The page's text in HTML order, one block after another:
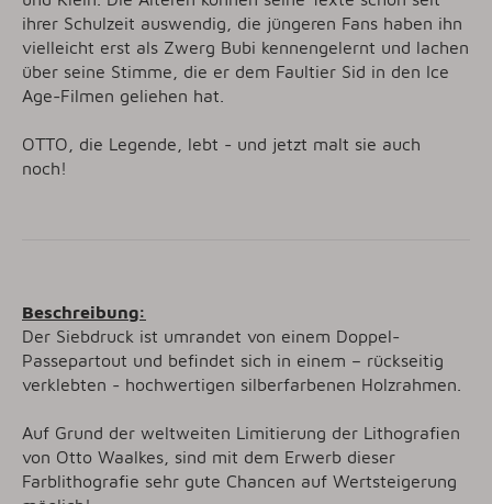
ihrer Schulzeit auswendig, die jüngeren Fans haben ihn
vielleicht erst als Zwerg Bubi kennengelernt und lachen
über seine Stimme, die er dem Faultier Sid in den Ice
Age-Filmen geliehen hat.
OTTO, die Legende, lebt - und jetzt malt sie auch
noch!
Beschreibung:
Der Siebdruck ist umrandet von einem Doppel-
Passepartout und befindet sich in einem – rückseitig
verklebten - hochwertigen silberfarbenen Holzrahmen.
Auf Grund der weltweiten Limitierung der Lithografien
von Otto Waalkes, sind mit dem Erwerb dieser
Farblithografie sehr gute Chancen auf Wertsteigerung